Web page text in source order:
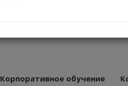
Корпоративное обучение